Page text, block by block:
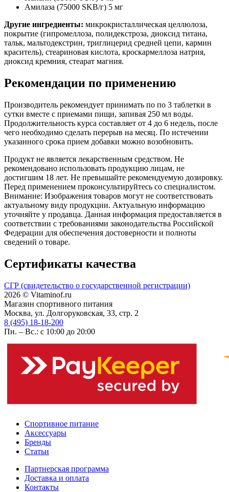
Амилаза (75000 SKB/г) 5 мг
Другие ингредиенты: микрокристаллическая целлюлоза,
покрытие (гипромеллоза, полидекстроза, диоксид титана,
тальк, мальтодекстрин, триглицерид средней цепи, кармин
краситель), стеариновая кислота, кроскармеллоза натрия,
диоксид кремния, стеарат магния.
Рекомендации по применению
Производитель рекомендует принимать по по 3 таблетки в
сутки вместе с приемами пищи, запивая 250 мл воды.
Продолжительность курса составляет от 4 до 6 недель, после
чего необходимо сделать перерыв на месяц. По истечении
указанного срока прием добавки можно возобновить.
Продукт не является лекарственным средством. Не
рекомендовано использовать продукцию лицам, не
достигшим 18 лет. Не превышайте рекомендуемую дозировку.
Перед применением проконсультируйтесь со специалистом.
Внимание: Изображения товаров могут не соответствовать
актуальному виду продукции. Актуальную информацию
уточняйте у продавца. Данная информация предоставляется в
соответствии с требованиями законодательства Российской
Федерации для обеспечения достоверности и полноты
сведений о товаре.
Сертификаты качества
СГР (свидетельство о государственной регистрации)
2026 © Vitaminof.ru
Магазин спортивного питания
Москва, ул. Долгоруковская, 33, стр. 2
8 (495) 18-18-200
Пн. – Вс.: с 10:00 до 20:00
Спортивное питание
Аксессуары
Бренды
Статьи
Партнерская программа
Доставка и оплата
Контакты